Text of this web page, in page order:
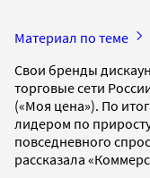
Материал по теме
Свои бренды
торговые сети
(«Моя цена»). По
лидером по
повседневного
рассказала